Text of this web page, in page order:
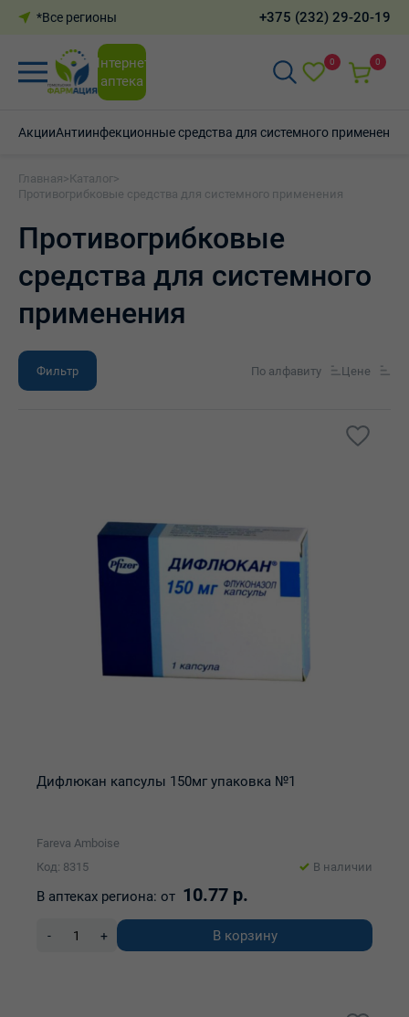
*Все регионы +375 (232) 29-20-19
Интернет-
аптека
0 0
АкцииАнтиинфекционные средства для системного применения
Главная >Каталог>
Противогрибковые средства для системного применения
Противогрибковые
средства для системного
применения
Фильтр По алфавиту Цене
Дифлюкан капсулы 150мг упаковка №1
Fareva Amboise
Код: 8315
В наличии
В аптеках региона: от 10.77 р.
- + В корзину